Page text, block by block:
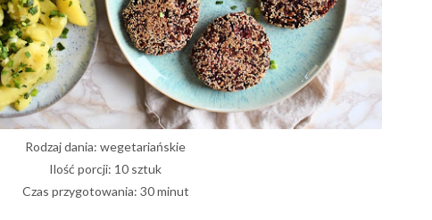
Rodzaj dania: wegetariańskie
Ilość porcji: 10 sztuk
Czas przygotowania: 30 minut